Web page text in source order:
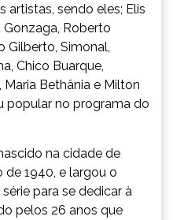
artistas, sendo eles; Elis
Gonzaga, Roberto
Gilberto, Simonal,
Chico Buarque,
Bethânia e Milton
popular no programa do
na cidade de
de 1940, e largou o
para se dedicar à
pelos 26 anos que